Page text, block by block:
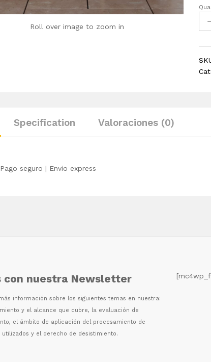
Roll over image to zoom in
Set
6
Specification Valoraciones (0)
seguro | Envio express
con nuestra Newsletter
ás información sobre los siguientes temas en nuestra:
y el alcance que cubre, la evaluación de
el ámbito de aplicación del procesamiento de
y el derecho de desistimiento.